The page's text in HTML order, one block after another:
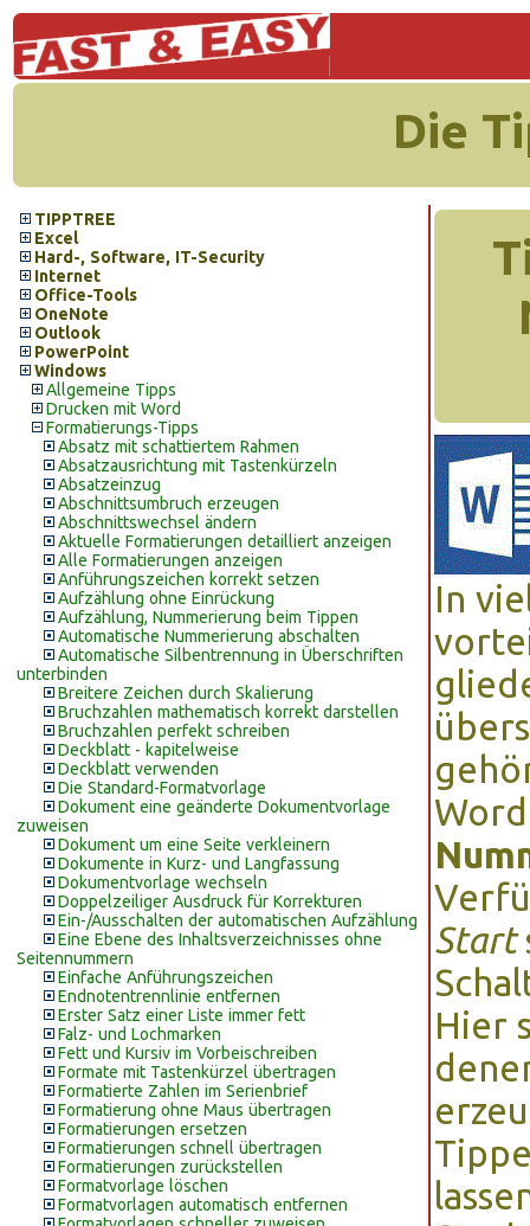
Die
TIPPTREE
Excel
Hard-, Software, IT-Security
Internet
Office-Tools
OneNote
Outlook
PowerPoint
Windows
Allgemeine Tipps
Drucken mit Word
Formatierungs-Tipps
Absatz mit schattiertem Rahmen
Absatzausrichtung mit Tastenkürzeln
Absatzeinzug
Abschnittsumbruch erzeugen
Abschnittswechsel ändern
Aktuelle Formatierungen detailliert anzeigen
Alle Formatierungen anzeigen
Anführungszeichen korrekt setzen
Aufzählung ohne Einrückung
Aufzählung, Nummerierung beim Tippen
Automatische Nummerierung abschalten
Automatische Silbentrennung in Überschriften
unterbinden
Breitere Zeichen durch Skalierung
Bruchzahlen mathematisch korrekt darstellen
Bruchzahlen perfekt schreiben
Deckblatt - kapitelweise
Deckblatt verwenden
Die Standard-Formatvorlage
Dokument eine geänderte Dokumentvorlage
zuweisen
Dokument um eine Seite verkleinern
Dokumente in Kurz- und Langfassung
Dokumentvorlage wechseln
Doppelzeiliger Ausdruck für Korrekturen
Ein-/Ausschalten der automatischen Aufzählung
Eine Ebene des Inhaltsverzeichnisses ohne
Seitennummern
Einfache Anführungszeichen
Endnotentrennlinie entfernen
Erster Satz einer Liste immer fett
Falz- und Lochmarken
Fett und Kursiv im Vorbeischreiben
Formate mit Tastenkürzel übertragen
Formatierte Zahlen im Serienbrief
Formatierung ohne Maus übertragen
Formatierungen ersetzen
Formatierungen schnell übertragen
Formatierungen zurückstellen
Formatvorlage löschen
Formatvorlagen automatisch entfernen
In
Start
Hier